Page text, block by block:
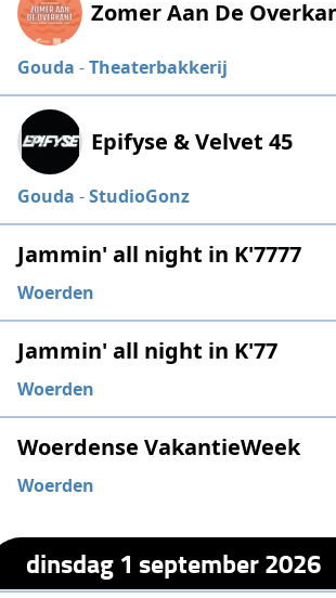
Zomer Aan De
Gouda -Theaterbakkerij
Epifyse & Velvet 45
Gouda -StudioGonz
Jammin' all night in K'7777
Woerden
Jammin' all night in K'77
Woerden
Woerdense VakantieWeek
Woerden
dinsdag 1 september 2026